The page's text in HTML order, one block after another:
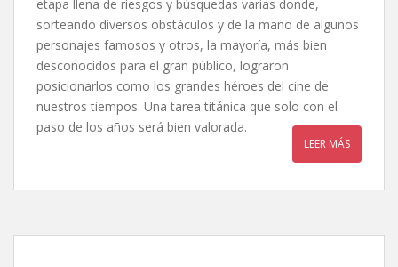
etapa llena de riesgos y búsquedas varias donde,
sorteando diversos obstáculos y de la mano de algunos
personajes famosos y otros, la mayoría, más bien
desconocidos para el gran público, lograron
posicionarlos como los grandes héroes del cine de
nuestros tiempos. Una tarea titánica que solo con el
paso de los años será bien valorada.
LEER MÁS